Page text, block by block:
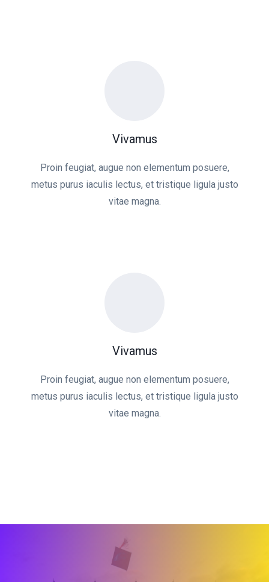
Vivamus
Proin feugiat, augue non elementum posuere,
metus purus iaculis lectus, et tristique ligula justo
vitae magna.
Vivamus
Proin feugiat, augue non elementum posuere,
metus purus iaculis lectus, et tristique ligula justo
vitae magna.